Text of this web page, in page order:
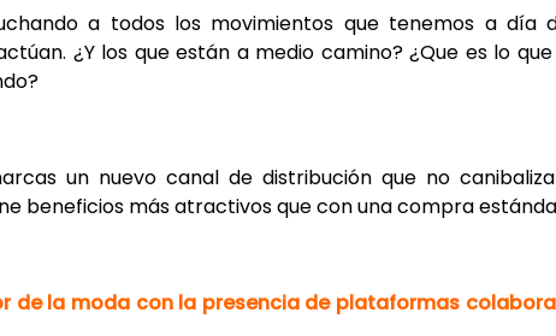
a todos los movimientos que tenemos a día
¿Y los que están a medio camino? ¿Que es lo
un nuevo canal de distribución que no
beneficios más atractivos que con una compra
de la moda con la presencia de plataformas